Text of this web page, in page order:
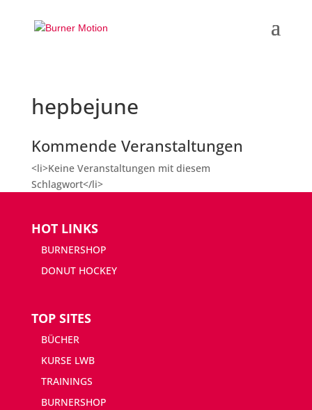
hepbejune
Kommende Veranstaltungen
<li>Keine Veranstaltungen mit diesem
Schlagwort</li>
HOT LINKS
BURNERSHOP
DONUT HOCKEY
TOP SITES
BÜCHER
KURSE LWB
TRAININGS
BURNERSHOP